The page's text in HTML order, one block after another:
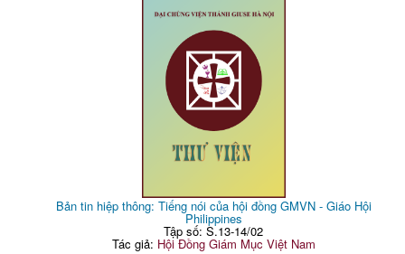
Bản tin hiệp thông: Tiếng nói của hội đồng GMVN - Giáo Hội
Philippines
Tập số: S.13-14/02
Tác giả: Hội Đồng Giám Mục Việt Nam